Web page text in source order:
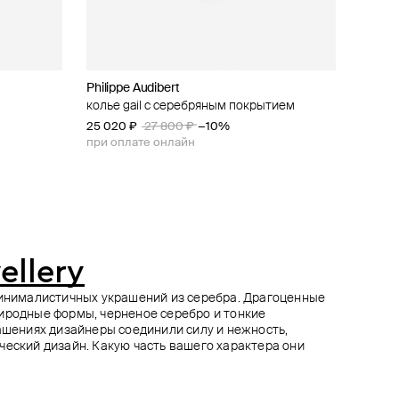
Philippe Audibert
колье gail с серебряным покрытием
25 020 ₽ 27 800 ₽ −10%
при оплате онлайн
INDULGENCE safina concept
колье true с серебряным покрытием
27 000 ₽
22.77
подвеска из серебра silver pearl pendant
21 120 ₽ 26 400 ₽ −20%
при оплате онлайн
Mintaka Jewellery
колье из серебра
28 000 ₽
украшений из серебра. Драгоценные
формы, черненое серебро и тонкие
дизайнеры соединили силу и нежность,
дизайн. Какую часть вашего характера они